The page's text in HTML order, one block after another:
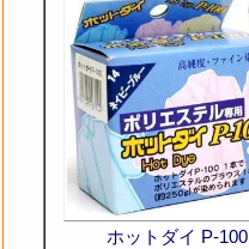
ホットダイ P-100